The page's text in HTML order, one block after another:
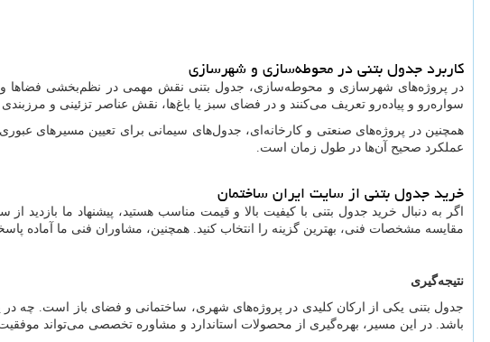
کاربرد جدول بتنی در محوطه‌سازی و شهرسازی
در پروژه‌های شهرسازی و محوطه‌سازی، جدول بتنی نقش مهمی در نظم‌بخشی فضاها و
سواره‌رو و پیاده‌رو تعریف می‌کنند و در فضای سبز یا باغ‌ها، نقش عناصر تزئینی و مرزبندی
همچنین در پروژه‌های صنعتی و کارخانه‌ای، جدول‌های سیمانی برای تعیین مسیرهای
عملکرد صحیح آن‌ها در طول زمان است.
خرید جدول بتنی از سایت ایران ساختمان
اگر به دنبال خرید جدول بتنی با کیفیت بالا و قیمت مناسب هستید، پیشنهاد ما
مقایسه مشخصات فنی، بهترین گزینه را انتخاب کنید. همچنین، مشاوران فنی ما آماده
نتیجه‌گیری
جدول بتنی یکی از ارکان کلیدی در پروژه‌های شهری، ساختمانی و فضای باز است. چه
باشد. در این مسیر، بهره‌گیری از محصولات استاندارد و مشاوره تخصصی می‌تواند